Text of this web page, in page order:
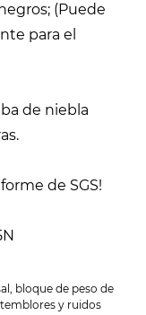
(Puede
para el
de niebla
de SGS!
bloque de peso de
y ruidos